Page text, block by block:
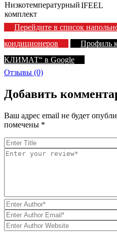
Низкотемпературный
комплект
IFEEL
Перейдите в список
кондиционеров
Профиль
КЛИМАТ“ в Google
Отзывы (0)
Добавить
Ваш адрес email не будет
помечены *